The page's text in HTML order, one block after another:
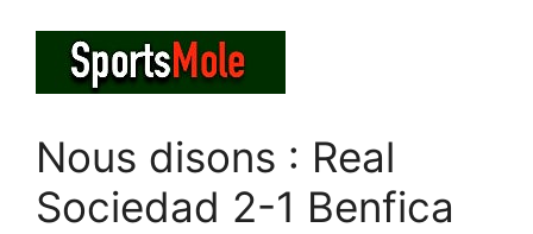
Nous disons : Real
Sociedad 2-1 Benfica